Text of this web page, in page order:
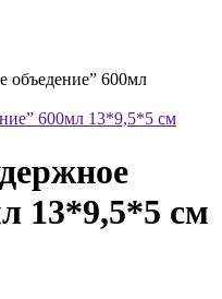
объедение” 600мл
13*9,5*5 см